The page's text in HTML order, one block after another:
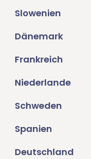
Slowenien
Dänemark
Frankreich
Niederlande
Schweden
Spanien
Deutschland